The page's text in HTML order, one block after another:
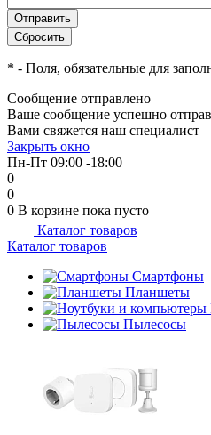
* - Поля, обязательные для
Сообщение отправлено
Ваше сообщение успешно
Вами свяжется наш специалист
Закрыть окно
Пн-Пт 09:00 -18:00
0
0
0 В корзине пока пусто
Каталог товаров
Каталог товаров
Смартфоны
Планшеты
Пылесосы
списыватьсяс вашей
по
Подробнее
об оплате Плайтом
недели